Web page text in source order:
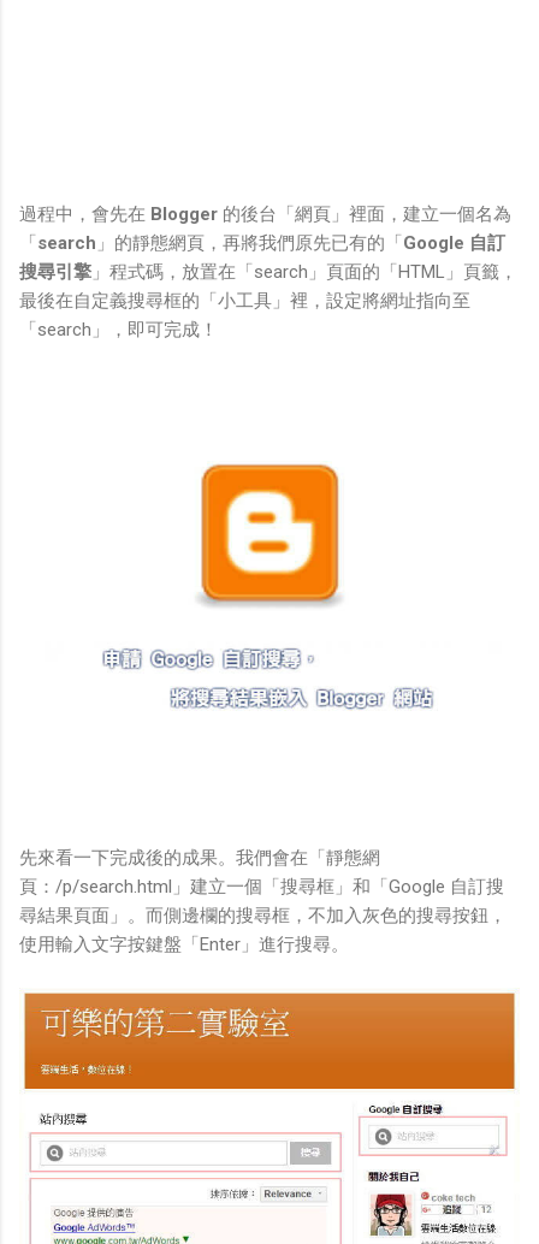
過程中，會先在 Blogger 的後台「網頁」裡面，建立一個名為
「search 」的靜態網頁，再將我們原先已有的「Google 自訂
搜尋引擎 」程式碼，放置在「search」頁面的「HTML」頁籤，
最後在自定義搜尋框的「小工具」裡，設定將網址指向至
「search」，即可完成！
先來看一下完成後的成果。我們會在「靜態網
頁：/p/search.html」建立一個「搜尋框」和「Google 自訂搜
尋結果頁面」。而側邊欄的搜尋框，不加入灰色的搜尋按鈕，
使用輸入文字按鍵盤「Enter」進行搜尋。